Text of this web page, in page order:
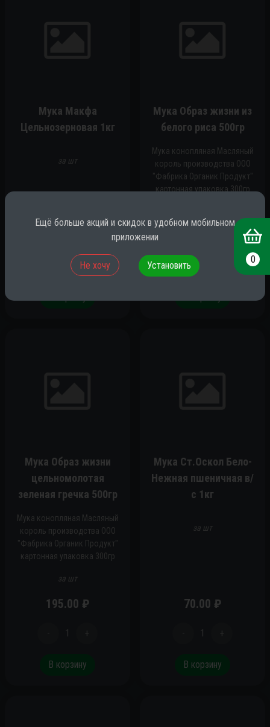
Мука Макфа
Цельнозерновая 1кг
за шт
+
Мука Образ жизни из
белого риса 500гр
Мука конопляная Масляный
король производства ООО
"Фабрика Органик Продукт"
картонная упаковка 300гр
-
Мука Образ жизни
цельномолотая
зеленая гречка 500гр
Мука конопляная Масляный
король производства ООО
"Фабрика Органик Продукт"
картонная упаковка 300гр
за шт
195.00 ₽
- 1 +
В корзину
Мука Ст.Оскол Бело-
Нежная пшеничная в/
с 1кг
за шт
70.00 ₽
- 1 +
В корзину
0
Ещё больше акций и скидок в удобном мобильном
приложении
Не хочу Установить